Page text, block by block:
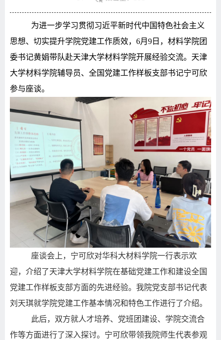
为进一步学习贯彻习近平新时代中国特色社会主义
思想、切实提升学院党建工作质效， 6月 9日，材料学院团
委书记黄娟带队赴天津大学材料学院开展经验交流。天津
大学材料学院辅导员、全国党建工作样板支部书记宁可欣
参与座谈。
座谈会上，宁可欣对华科大材料学院一行表示欢
迎，介绍了天津大学材料学院在基础党建工作和建设全国
党建工作样板支部方面的先进经验。我院党支部书记代表
刘天琪就学院党建工作基本情况和特色工作进行了介绍。
此后， 双方就人才培养、 党班团建设、 学院交流合
作等方面进行了深入探讨。 宁可欣带领我院师生代表参观